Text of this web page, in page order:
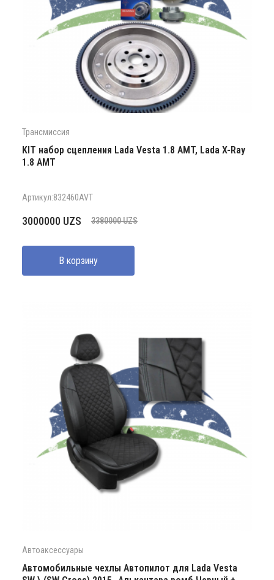
Трансмиссия
KIT набор сцепления Lada Vesta 1.8 AMT, Lada X-Ray
1.8 АМТ
Артикул:832460AVT
3380000UZS
Первоначальная
составляла
3380000 UZS.
3000000 UZS
Текущая
3000000 UZS.
В корзину
Автоаксессуары
Автомобильные чехлы Автопилот для Lada Vesta